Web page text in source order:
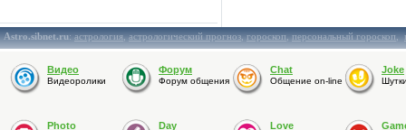
Astro.sibnet.ru:астрология,астрологический прогноз,гороскоп,персональный гороскоп,
Видео
Видеоролики
Форум
Форум общения
Chat
Общение on-line
Joke
Photo Day Love